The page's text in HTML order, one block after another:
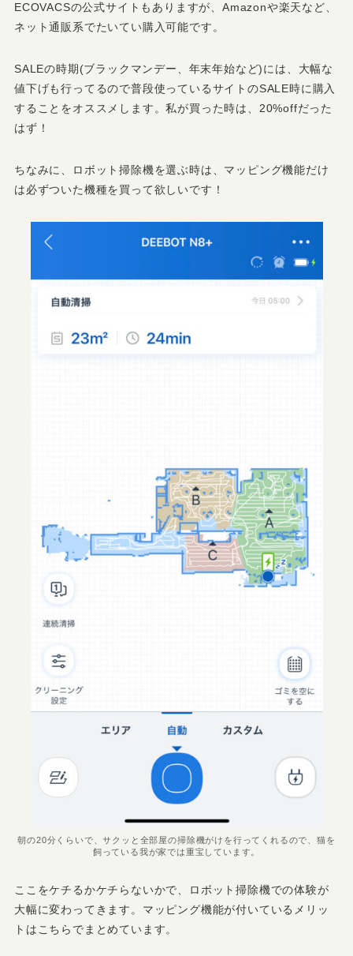
ECOVACSの公式サイトもありますが、Amazonや楽天など、
ネット通販系でたいてい購入可能です。
SALEの時期(ブラックマンデー、年末年始など)には、大幅な
値下げも行ってるので普段使っているサイトのSALE時に購入
することをオススメします。私が買った時は、20%offだった
はず！
ちなみに、ロボット掃除機を選ぶ時は、マッピング機能だけ
は必ずついた機種を買って欲しいです！
朝の20分くらいで、サクッと全部屋の掃除機がけを行ってくれるので、猫を
飼っている我が家では重宝しています。
ここをケチるかケチらないかで、ロボット掃除機での体験が
大幅に変わってきます。マッピング機能が付いているメリッ
トはこちらでまとめています。